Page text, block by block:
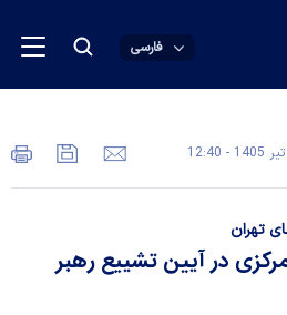
فارسی
تهران
در آیین تشییع رهبر